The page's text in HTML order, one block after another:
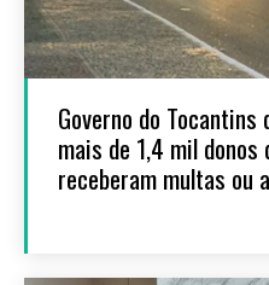
Governo do
mais de 1,4 mil donos
receberam multas ou